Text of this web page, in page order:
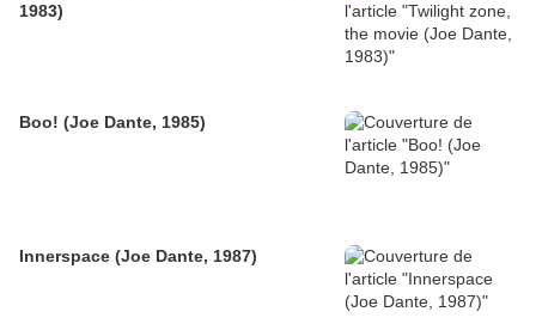
1983)
Boo! (Joe Dante, 1985)
Innerspace (Joe Dante, 1987)